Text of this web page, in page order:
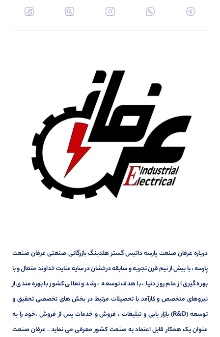
درباره عرفان صنعت پارسه داتیس گستر هلدینگ بازرگانی صنعتی عرفان صنعت
پارسه ، با بیش از نیم قرن تجربه و سابقه درخشان در سایه عنایت خداوند متعال و با
بهره گیری از علم روز دنیا ، با هدف توسعه ، رشد و تعالی کشور با بهره مندی از
نیروهای متخصص و کارآمد با تحصیلات مرتبط در بخش های تخصصی تحقیق و
توسعه (R&D) بازار یابی و تبلیغات ، فروش و خدمات پس از فروش ،خود را به
عنوان یک همکار قابل اعتماد به صنعت کشور معرفی می نماید . عرفان صنعت